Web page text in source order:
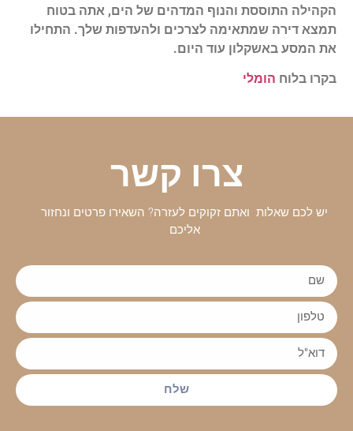
הקהילה התוססת והנוף המדהים של הים, אתה בטוח
תמצא דירה שמתאימה לצרכים ולהעדפות שלך. התחילו
את המסע באשקלון עוד היום.
בקרו בלוח הומלי
צרו קשר
יש לכם שאלות ואתם זקוקים לעזרה? השאירו פרטים ונחזור
אליכם
שלח